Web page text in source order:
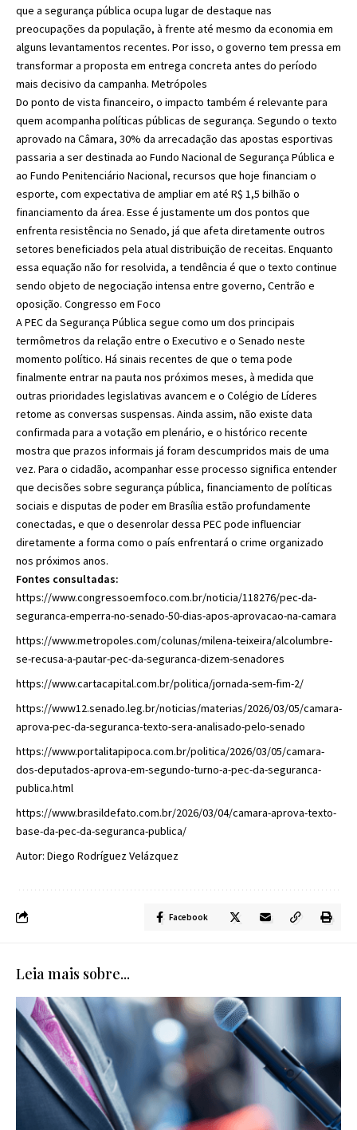
que a segurança pública ocupa lugar de destaque nas
preocupações da população, à frente até mesmo da economia em
alguns levantamentos recentes. Por isso, o governo tem pressa em
transformar a proposta em entrega concreta antes do período
mais decisivo da campanha. Metrópoles
Do ponto de vista financeiro, o impacto também é relevante para
quem acompanha políticas públicas de segurança. Segundo o texto
aprovado na Câmara, 30% da arrecadação das apostas esportivas
passaria a ser destinada ao Fundo Nacional de Segurança Pública e
ao Fundo Penitenciário Nacional, recursos que hoje financiam o
esporte, com expectativa de ampliar em até R$ 1,5 bilhão o
financiamento da área. Esse é justamente um dos pontos que
enfrenta resistência no Senado, já que afeta diretamente outros
setores beneficiados pela atual distribuição de receitas. Enquanto
essa equação não for resolvida, a tendência é que o texto continue
sendo objeto de negociação intensa entre governo, Centrão e
oposição. Congresso em Foco
A PEC da Segurança Pública segue como um dos principais
termômetros da relação entre o Executivo e o Senado neste
momento político. Há sinais recentes de que o tema pode
finalmente entrar na pauta nos próximos meses, à medida que
outras prioridades legislativas avancem e o Colégio de Líderes
retome as conversas suspensas. Ainda assim, não existe data
confirmada para a votação em plenário, e o histórico recente
mostra que prazos informais já foram descumpridos mais de uma
vez. Para o cidadão, acompanhar esse processo significa entender
que decisões sobre segurança pública, financiamento de políticas
sociais e disputas de poder em Brasília estão profundamente
conectadas, e que o desenrolar dessa PEC pode influenciar
diretamente a forma como o país enfrentará o crime organizado
nos próximos anos.
Fontes consultadas:
https://www.congressoemfoco.com.br/noticia/118276/pec-da-
seguranca-emperra-no-senado-50-dias-apos-aprovacao-na-camara
https://www.metropoles.com/colunas/milena-teixeira/alcolumbre-
se-recusa-a-pautar-pec-da-seguranca-dizem-senadores
https://www.cartacapital.com.br/politica/jornada-sem-fim-2/
https://www12.senado.leg.br/noticias/materias/2026/03/05/camara-
aprova-pec-da-seguranca-texto-sera-analisado-pelo-senado
https://www.portalitapipoca.com.br/politica/2026/03/05/camara-
dos-deputados-aprova-em-segundo-turno-a-pec-da-seguranca-
publica.html
https://www.brasildefato.com.br/2026/03/04/camara-aprova-texto-
base-da-pec-da-seguranca-publica/
Autor: Diego Rodríguez Velázquez
Facebook
Leia mais sobre...